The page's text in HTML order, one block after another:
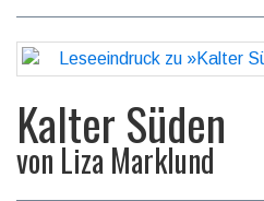
Kalter Süden
von Liza Marklund